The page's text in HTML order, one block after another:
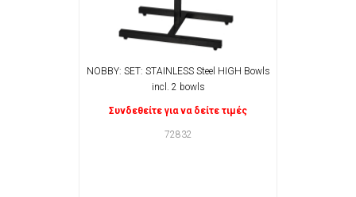
NOBBY: SET: STAINLESS Steel HIGH Bowls
incl. 2 bowls
Συνδεθείτε για να δείτε τιμές
72832